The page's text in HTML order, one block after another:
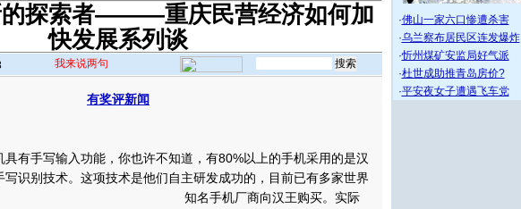
的探索者———重庆民营经济如何加
快发展系列谈
我来说两句
有奖评新闻
手写输入功能，你也许不知道，有80%以上的手机采用的是汉
写识别技术。这项技术是他们自主研发成功的，目前已有多家世界
知名手机厂商向汉王购买。 实际
·佛山一家六口惨遭杀害
·乌兰察布居民区连发爆炸
·忻州煤矿安监局好气派
·杜世成助推青岛房价?
·平安夜女子遭遇飞车党